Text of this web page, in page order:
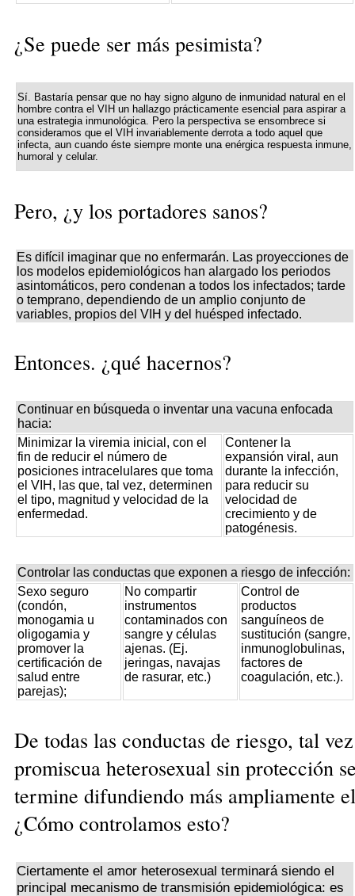
¿Se puede ser más pesimista?
Sí. Bastaría pensar que no hay signo alguno de inmunidad natural en el
hombre contra el VIH un hallazgo prácticamente esencial para aspirar a
una estrategia inmunológica. Pero la perspectiva se ensombrece si
consideramos que el VIH invariablemente derrota a todo aquel que
infecta, aun cuando éste siempre monte una enérgica respuesta inmune,
humoral y celular.
Pero, ¿y los portadores sanos?
Es difícil imaginar que no enfermarán. Las proyecciones de
los modelos epidemiológicos han alargado los periodos
asintomáticos, pero condenan a todos los infectados; tarde
o temprano, dependiendo de un amplio conjunto de
variables, propios del VIH y del huésped infectado.
Entonces. ¿qué hacernos?
Continuar en búsqueda o inventar una vacuna enfocada
hacia:
Minimizar la viremia inicial, con el
fin de reducir el número de
posiciones intracelulares que toma
el VIH, las que, tal vez, determinen
el tipo, magnitud y velocidad de la
enfermedad.
Contener la
expansión viral, aun
durante la infección,
para reducir su
velocidad de
crecimiento y de
patogénesis.
Controlar las conductas que exponen a riesgo de infección:
Sexo seguro
(condón,
monogamia u
oligogamia y
promover la
certificación de
salud entre
parejas);
No compartir
instrumentos
contaminados con
sangre y células
ajenas. (Ej.
jeringas, navajas
de rasurar, etc.)
Control de
productos
sanguíneos de
sustitución (sangre,
inmunoglobulinas,
factores de
coagulación, etc.).
De todas las conductas de riesgo, tal
promiscua heterosexual sin protección
termine difundiendo más ampliamente
¿Cómo controlamos esto?
Ciertamente el amor heterosexual terminará siendo el
principal mecanismo de transmisión epidemiológica: es